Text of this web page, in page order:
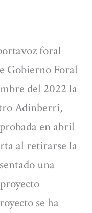
foral
Gobierno Foral
del 2022 la
Adinberri,
en abril
al retirarse la
una
se ha